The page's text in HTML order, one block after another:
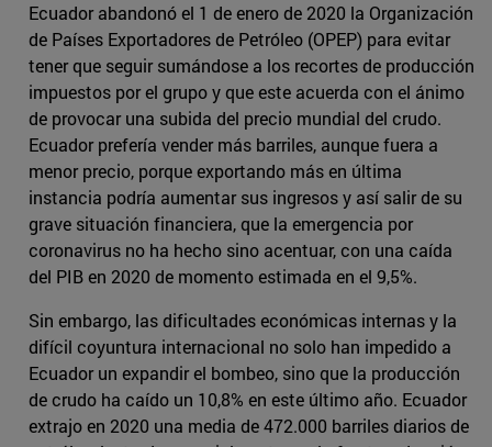
Ecuador abandonó el 1 de enero de 2020 la Organización
de Países Exportadores de Petróleo (OPEP) para evitar
tener que seguir sumándose a los recortes de producción
impuestos por el grupo y que este acuerda con el ánimo
de provocar una subida del precio mundial del crudo.
Ecuador prefería vender más barriles, aunque fuera a
menor precio, porque exportando más en última
instancia podría aumentar sus ingresos y así salir de su
grave situación financiera, que la emergencia por
coronavirus no ha hecho sino acentuar, con una caída
del PIB en 2020 de momento estimada en el 9,5%.
Sin embargo, las dificultades económicas internas y la
difícil coyuntura internacional no solo han impedido a
Ecuador un expandir el bombeo, sino que la producción
de crudo ha caído un 10,8% en este último año. Ecuador
extrajo en 2020 una media de 472.000 barriles diarios de